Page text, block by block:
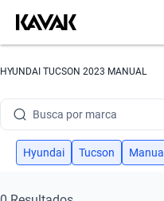
HYUNDAI TUCSON 2023 MANUAL
Busca por marca
Busca por modelo
Hyundai Tucson Manual